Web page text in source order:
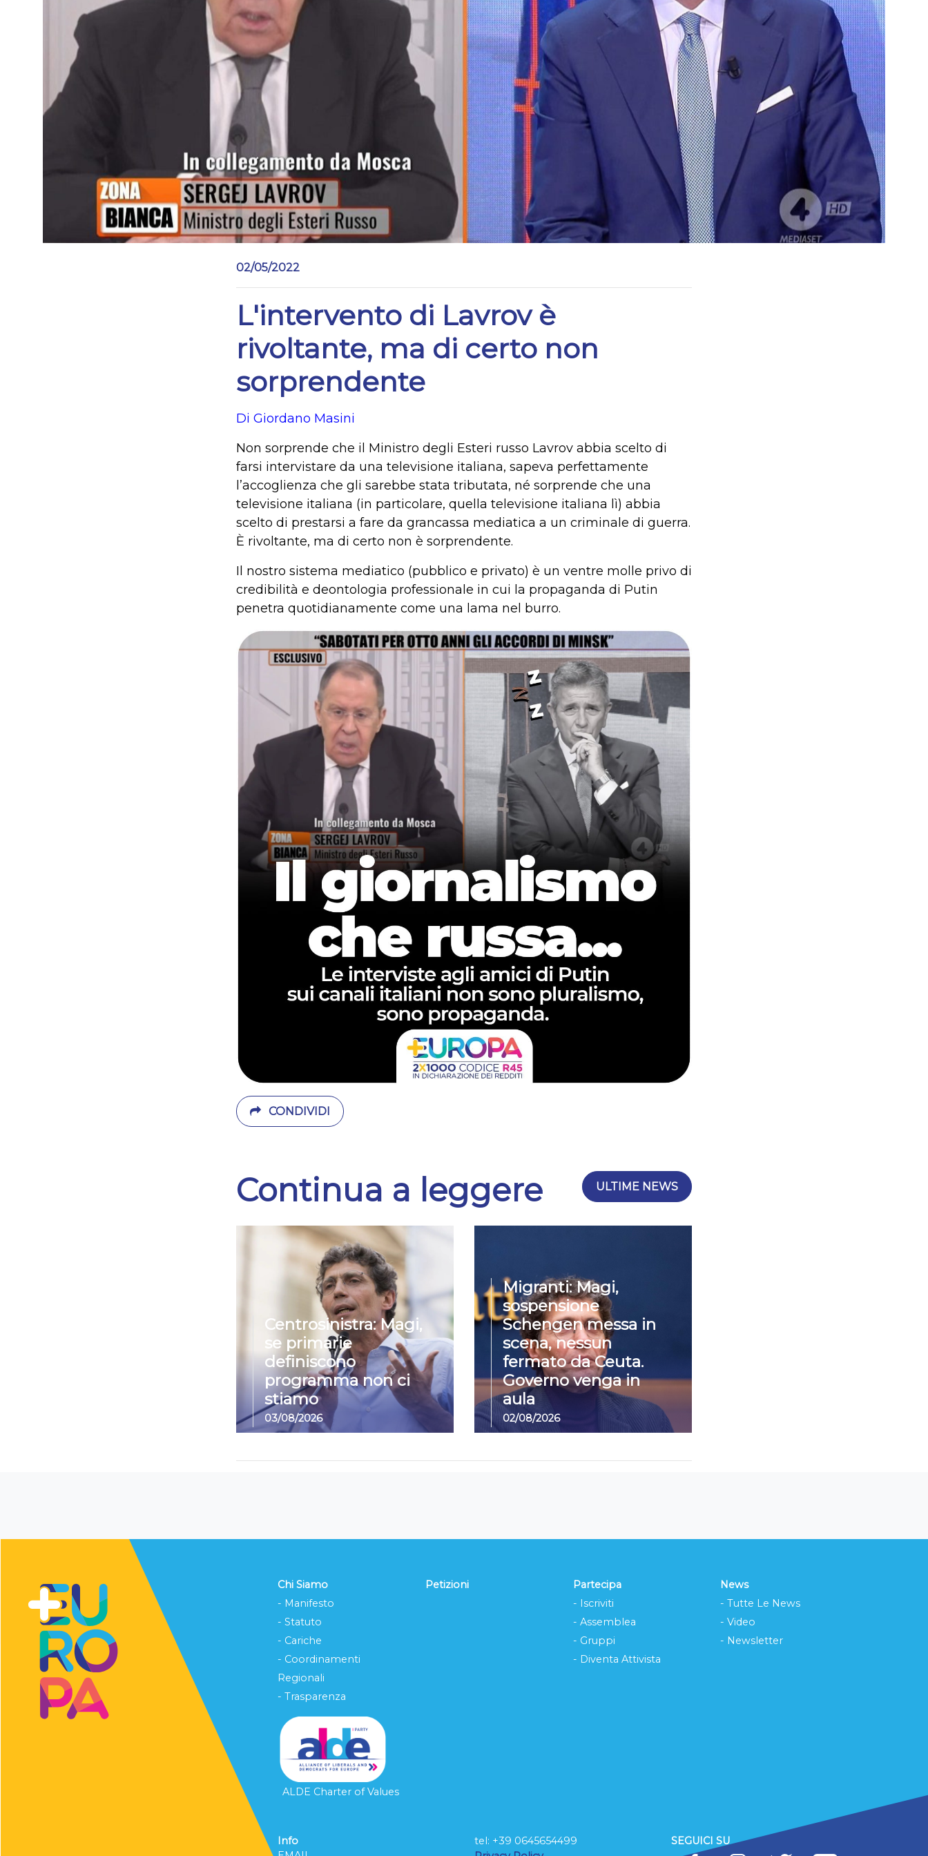
02/05/2022
L'intervento di Lavrov è
rivoltante, ma di certo non
sorprendente
Di Giordano Masini
Non sorprende che il Ministro degli Esteri russo Lavrov abbia scelto di
farsi intervistare da una televisione italiana, sapeva perfettamente
l’accoglienza che gli sarebbe stata tributata, né sorprende che una
televisione italiana (in particolare, quella televisione italiana lì) abbia
scelto di prestarsi a fare da grancassa mediatica a un criminale di guerra.
È rivoltante, ma di certo non è sorprendente.
Il nostro sistema mediatico (pubblico e privato) è un ventre molle privo di
credibilità e deontologia professionale in cui la propaganda di Putin
penetra quotidianamente come una lama nel burro.
CONDIVIDI
Continua a leggere ULTIME NEWS
Centrosinistra: Magi,
se primarie
definiscono
programma non ci
stiamo
03/08/2026
Migranti: Magi,
sospensione
Schengen messa in
scena, nessun
fermato da Ceuta.
Governo venga in
aula
02/08/2026
Chi Siamo
- Manifesto
- Statuto
- Cariche
- Coordinamenti
Regionali
- Trasparenza
ALDE Charter of Values
Petizioni
Partecipa
- Iscriviti
- Assemblea
- Gruppi
- Diventa Attivista
News
- Tutte Le News
- Video
- Newsletter
Info
tel: ‭+39 0645654499
SEGUICI SU